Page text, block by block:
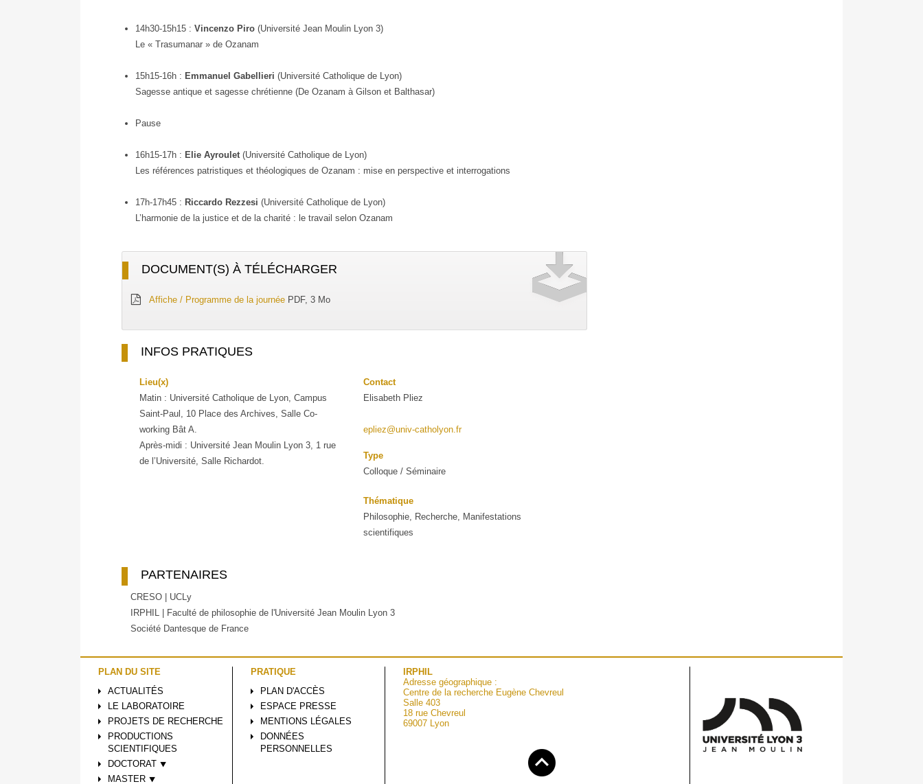
14h30-15h15 : Vincenzo Piro(Université Jean Moulin Lyon 3)
Le « Trasumanar » de Ozanam
15h15-16h : Emmanuel Gabellieri (Université Catholique de Lyon)
Sagesse antique et sagesse chrétienne (De Ozanam à Gilson et Balthasar)
Pause
16h15-17h : Elie Ayroulet(Université Catholique de Lyon)
Les références patristiques et théologiques de Ozanam : mise en perspective et interrogations
17h-17h45 : Riccardo Rezzesi (Université Catholique de Lyon)
L’harmonie de la justice et de la charité : le travail selon Ozanam
DOCUMENT(S) À TÉLÉCHARGER
Affiche / Programme de la journée PDF, 3 Mo
INFOS PRATIQUES
Lieu(x)
Matin : Université Catholique de Lyon, Campus
Saint-Paul, 10 Place des Archives, Salle Co-
working Bât A.
Après-midi : Université Jean Moulin Lyon 3, 1 rue
de l’Université, Salle Richardot.
Contact
Elisabeth Pliez
epliez@univ-catholyon.fr
Type
Colloque / Séminaire
Thématique
Philosophie, Recherche, Manifestations
scientifiques
PARTENAIRES
CRESO | UCLy
IRPHIL | Faculté de philosophie de l'Université Jean Moulin Lyon 3
Société Dantesque de France
PLAN DU SITE
ACTUALITÉS
LE LABORATOIRE
PROJETS DE RECHERCHE
PRODUCTIONS
SCIENTIFIQUES
DOCTORAT ⯆
MASTER ⯆
PRATIQUE
PLAN D'ACCÈS
ESPACE PRESSE
MENTIONS LÉGALES
DONNÉES
PERSONNELLES
IRPHIL
Adresse géographique :
Centre de la recherche Eugène Chevreul
Salle 403
18 rue Chevreul
69007 Lyon